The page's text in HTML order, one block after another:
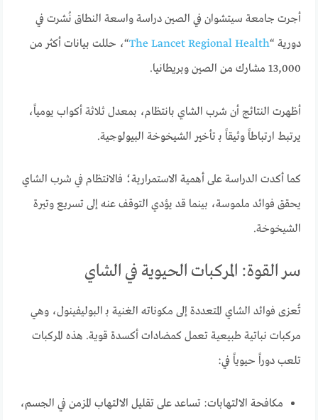
أجرت جامعة سيتشوان في الصين دراسة واسعة النطاق نُشرت في
دورية “The Lancet Regional Health“، حللت بيانات أكثر من
13,000 مشارك من الصين وبريطانيا.
أظهرت النتائج أن شرب الشاي بانتظام، بمعدل ثلاثة أكواب يومياً،
يرتبط ارتباطاً وثيقاً بـ تأخير الشيخوخة البيولوجية.
كما أكدت الدراسة على أهمية الاستمرارية؛ فالانتظام في شرب الشاي
يحقق فوائد ملموسة، بينما قد يؤدي التوقف عنه إلى تسريع وتيرة
الشيخوخة.
سر القوة: المركبات الحيوية في الشاي
تُعزى فوائد الشاي المتعددة إلى مكوناته الغنية بـ البوليفينول، وهي
مركبات نباتية طبيعية تعمل كمضادات أكسدة قوية. هذه المركبات
تلعب دوراً حيوياً في:
مكافحة الالتهابات: تساعد على تقليل الالتهاب المزمن في الجسم،